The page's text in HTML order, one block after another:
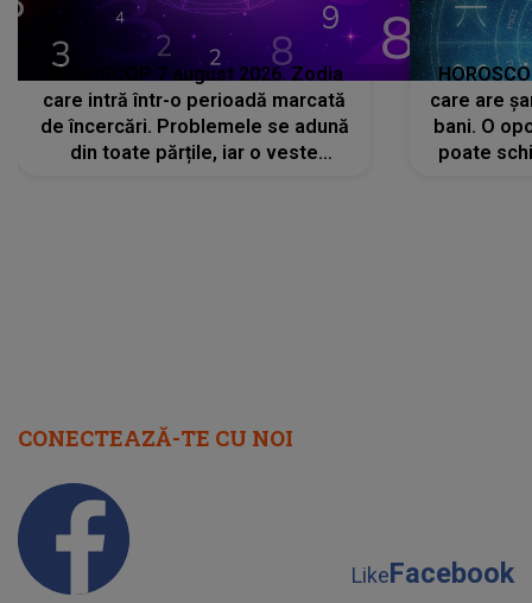
HOROSCOP 7 august 2026. Zodia
care intră într-o perioadă marcată
de încercări. Problemele se adună
din toate părțile, iar o veste
care are
bani. O
poate
CONECTEAZĂ-TE CU NOI
LikeFacebook